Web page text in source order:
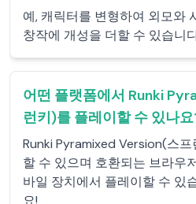
예, 캐릭터를 변형하여 외모와
창작에 개성을 더할 수 있습니
어떤 플랫폼에서 Runki
런키)를 플레이할 수 있나
Runki Pyramixed Version(스
할 수 있으며 호환되는 브라우
바일 장치에서 플레이할 수 있
요!